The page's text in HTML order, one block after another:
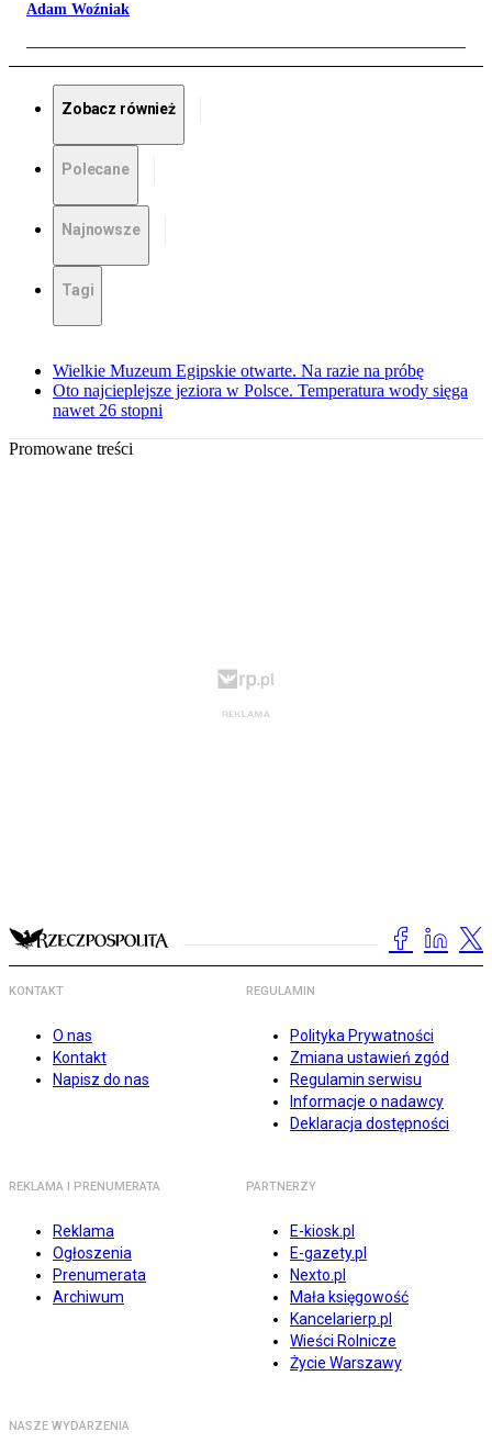
Adam Woźniak
Zobacz również
Polecane
Najnowsze
Tagi
Wielkie Muzeum Egipskie otwarte. Na razie na próbę
Oto najcieplejsze jeziora w Polsce. Temperatura wody sięga
nawet 26 stopni
Promowane treści
KONTAKT
O nas
Kontakt
Napisz do nas
REGULAMIN
Polityka Prywatności
Zmiana ustawień zgód
Regulamin serwisu
Informacje o nadawcy
Deklaracja dostępności
REKLAMA I PRENUMERATA
Reklama
Ogłoszenia
Prenumerata
Archiwum
PARTNERZY
E-kiosk.pl
E-gazety.pl
Nexto.pl
Mała księgowość
Kancelarierp.pl
Wieści Rolnicze
Życie Warszawy
NASZE WYDARZENIA